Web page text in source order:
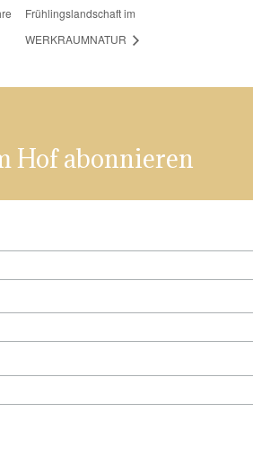
Frühlingslandschaft im
WERKRAUMNATUR
Hof abonnieren